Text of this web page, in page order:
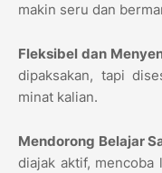
makin seru dan
Fleksibel dan
dipaksakan, tapi
minat kalian.
Mendorong Belajar
diajak aktif, mencoba